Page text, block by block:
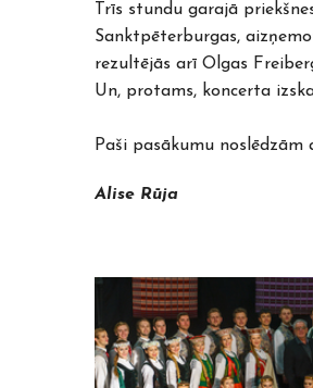
Trīs stundu garajā
Sanktpēterburgas,
rezultējās arī Olgas
Un, protams, koncerta
Paši pasākumu
Alise Rūja